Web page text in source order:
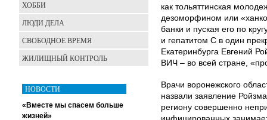
как тольяттинская
дезоморфином или
банки и пуская его по
и гепатитом С в один
Екатеринбурга Евгений
ВИЧ – во всей стране,
Врачи воронежского
назвали заявление
региону совершенно
ХОББИ
ЛЮДИ ДЕЛА
СВОБОДНОЕ ВРЕМЯ
ЖИЛИЩНЫЙ КОНТРОЛЬ
НОВОСТИ
«Вместе мы спасем больше
жизней»